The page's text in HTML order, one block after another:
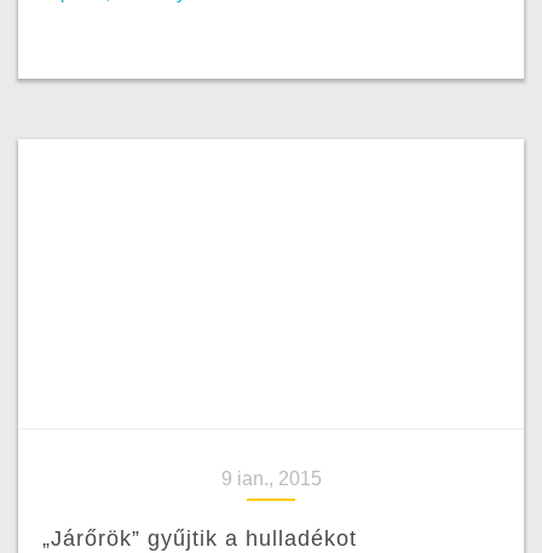
9 ian., 2015
„Járőrök” gyűjtik a hulladékot